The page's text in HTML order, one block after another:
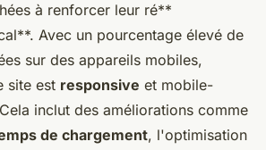
à renforcer leur ré**
Avec un pourcentage élevé de
sur des appareils mobiles,
site est responsive et mobile-
inclut des améliorations comme
de chargement, l'optimisation